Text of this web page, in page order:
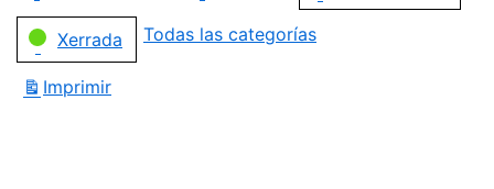
Xerrada Todas las categorías
Imprimir